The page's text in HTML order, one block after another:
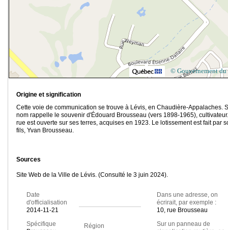
© Gouvernement du
Origine et signification
Cette voie de communication se trouve à Lévis, en Chaudière-Appalaches.
nom rappelle le souvenir d'Édouard Brousseau (vers 1898-1965),
rue est ouverte sur ses terres, acquises en 1923. Le lotissement est fait par
fils, Yvan Brousseau.
Sources
Site Web de la Ville de Lévis. (Consulté le 3 juin 2024).
Date
d'officialisation
2014-11-21
Spécifique
Région
Dans une adresse, on
écrirait, par exemple :
10, rue Brousseau
Sur un panneau de